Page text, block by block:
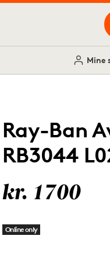
Mine
Ray-Ban
RB3044
kr. 1700
Online only